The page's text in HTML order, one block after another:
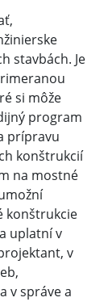
stavbách. Je
si môže
program
prípravu
konštrukcií
na mostné
konštrukcie
uplatní v
v
v správe a